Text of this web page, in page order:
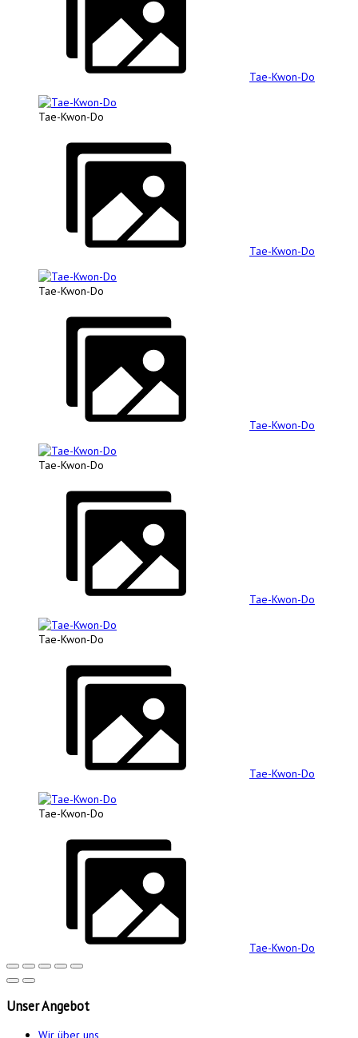
Tae-Kwon-Do
Tae-Kwon-Do
Tae-Kwon-Do
Tae-Kwon-Do
Tae-Kwon-Do
Tae-Kwon-Do
Tae-Kwon-Do
Tae-Kwon-Do
Tae-Kwon-Do
Tae-Kwon-Do
Tae-Kwon-Do
UnserAngebot
Wir über uns